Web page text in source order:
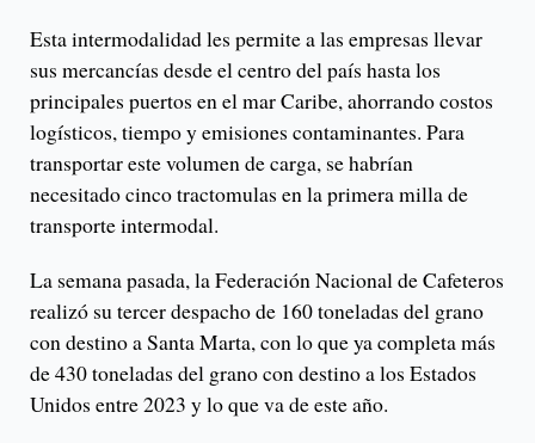
Esta intermodalidad les permite a las empresas llevar
sus mercancías desde el centro del país hasta los
principales puertos en el mar Caribe, ahorrando costos
logísticos, tiempo y emisiones contaminantes. Para
transportar este volumen de carga, se habrían
necesitado cinco tractomulas en la primera milla de
transporte intermodal.
La semana pasada, la Federación Nacional de Cafeteros
realizó su tercer despacho de 160 toneladas del grano
con destino a Santa Marta, con lo que ya completa más
de 430 toneladas del grano con destino a los Estados
Unidos entre 2023 y lo que va de este año.